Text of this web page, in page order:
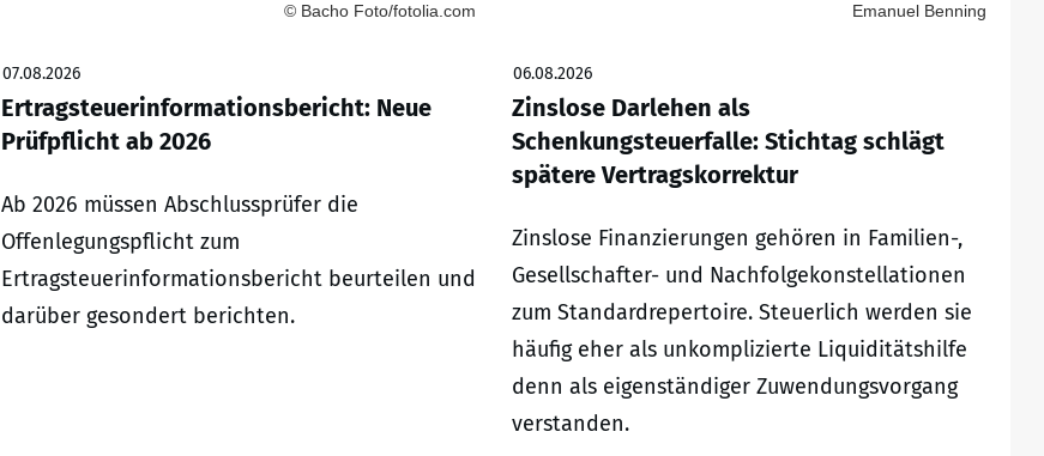
© Bacho Foto/fotolia.com
07.08.2026
Ertragsteuerinformationsbericht: Neue
Prüfpflicht ab 2026
Ab 2026 müssen Abschlussprüfer die
Offenlegungspflicht zum
Ertragsteuerinformationsbericht beurteilen und
darüber gesondert berichten.
Emanuel Benning
06.08.2026
Zinslose Darlehen als
Schenkungsteuerfalle: Stichtag schlägt
spätere Vertragskorrektur
Zinslose Finanzierungen gehören in Familien-,
Gesellschafter- und Nachfolgekonstellationen
zum Standardrepertoire. Steuerlich werden sie
häufig eher als unkomplizierte Liquiditätshilfe
denn als eigenständiger Zuwendungsvorgang
verstanden.